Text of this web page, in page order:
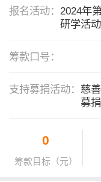
报名活动： 2024年
研学活动
筹款口号：
支持募捐活动： 慈
募
0
筹款目标（元）